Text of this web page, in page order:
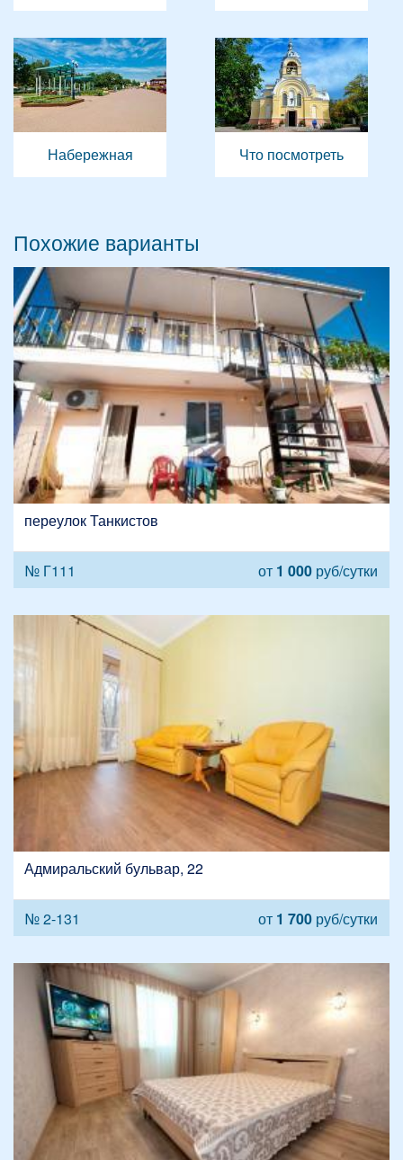
Набережная Что посмотреть
Похожие варианты
переулок Танкистов
№ Г111 от 1 000 руб/сутки
Адмиральский бульвар, 22
№ 2-131 от 1 700 руб/сутки